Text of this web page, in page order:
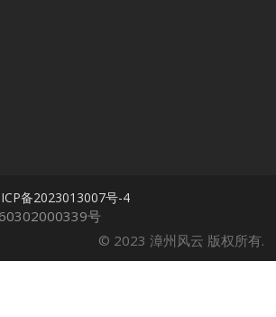
备2023013007号-4
号
© 2023 漳州风云 版权所有.